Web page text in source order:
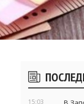
Боковые
виджеты
15:03